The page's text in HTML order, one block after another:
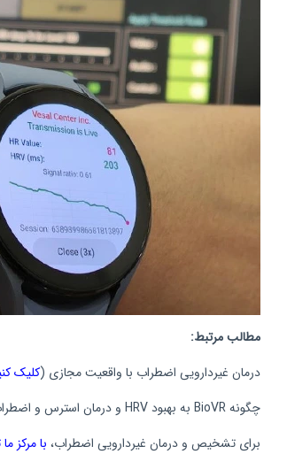
مطالب مرتبط:
درمان غیردارویی اضطراب با واقعیت مجازی (کلیک
چگونه BioVR به بهبود HRV و درمان استرس و اضطراب کمک می کند؟ (
برای تشخیص و درمان غیردارویی اضطراب، با مرکز